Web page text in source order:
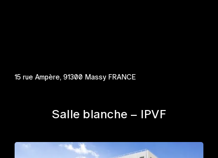
15 rue Ampère, 91300 Massy FRANCE
Salle blanche – IPVF